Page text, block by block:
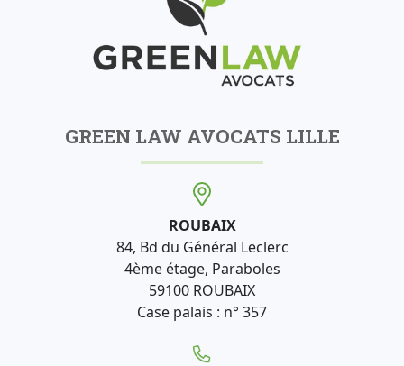
GREEN LAW AVOCATS LILLE
ROUBAIX
84, Bd du Général Leclerc
4ème étage, Paraboles
59100 ROUBAIX
Case palais : n° 357